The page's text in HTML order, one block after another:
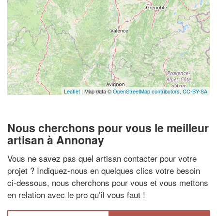
Leaflet | Map data ©OpenStreetMap contributors, CC-BY-SA
Nous cherchons pour vous le meilleur
artisan à Annonay
Vous ne savez pas quel artisan contacter pour votre
projet ? Indiquez-nous en quelques clics votre besoin
ci-dessous, nous cherchons pour vous et vous mettons
en relation avec le pro qu’il vous faut !